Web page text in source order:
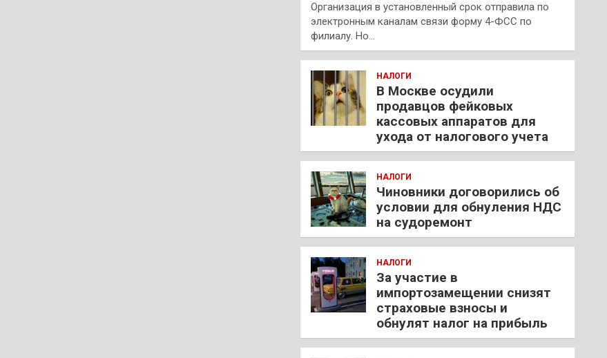
Организация в установленный срок отправила по
электронным каналам связи форму 4-ФСС по
филиалу. Но…
НАЛОГИ
В Москве осудили
продавцов фейковых
кассовых аппаратов для
ухода от налогового учета
НАЛОГИ
Чиновники договорились об
условии для обнуления НДС
на судоремонт
НАЛОГИ
За участие в
импортозамещении снизят
страховые взносы и
обнулят налог на прибыль